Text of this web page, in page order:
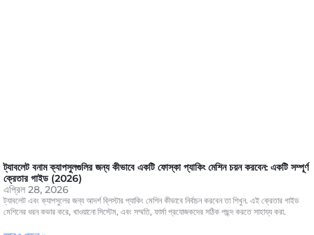
ট্যাবলেট বনাম ক্যাপসুলগুলির জন্য কীভাবে একটি ফোস্কা প্যাকিং মেশিন চয়ন করবেন: একটি সম্পূর্ণ
ক্রেতার গাইড (2026)
এপ্রিল 28, 2026
ট্যাবলেট এবং ক্যাপসুলের জন্য আদর্শ ব্লিস্টার প্যাকিং মেশিন কীভাবে নির্বাচন করবেন তা শিখুন. এই ক্রেতার গাইড
মেশিনের ধরন কভার করে, খাওয়ানো সিস্টেম, এবং সম্মতি, ফার্মা প্রযোজকদের সঠিক পছন্দ করতে সাহায্য করা.